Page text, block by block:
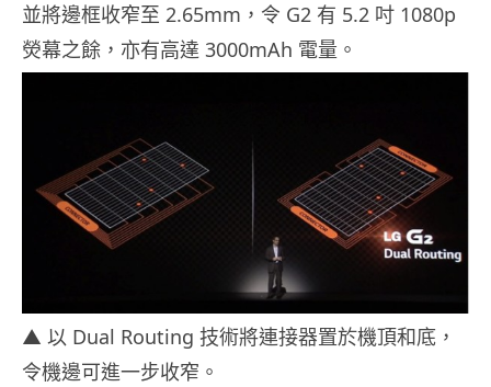
並將邊框收窄至 2.65mm，令 G2 有 5.2 吋 1080p
熒幕之餘，亦有高達 3000mAh 電量。
▲ 以 Dual Routing 技術將連接器置於機頂和底，
令機邊可進一步收窄。